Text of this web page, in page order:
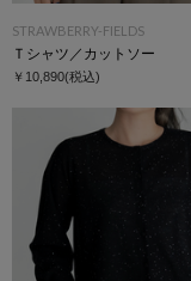
STRAWBERRY-FIELDS
Ｔシャツ／カットソー
￥10,890(税込)